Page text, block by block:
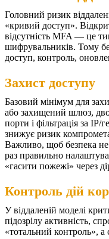
Головний ризик
«кривий доступ».
відсутність MFA — це
шифрувальників. Тому
доступ, контроль,
Захист доступу
Базовий мінімум для
або захищений шлюз,
порти і фільтрація за
знижує ризик
Важливо, щоб безпека
раз правильно
«гасити пожежі» через
Контроль дій
У віддаленій моделі
підозрілу активність,
«тотальний контроль», а